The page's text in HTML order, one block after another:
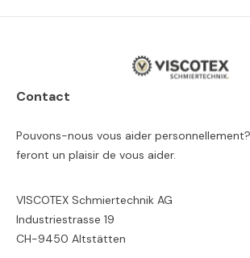
Contact
Pouvons-nous vous aider
feront un plaisir de vous aider.
VISCOTEX Schmiertechnik AG
Industriestrasse 19
CH-9450 Altstätten